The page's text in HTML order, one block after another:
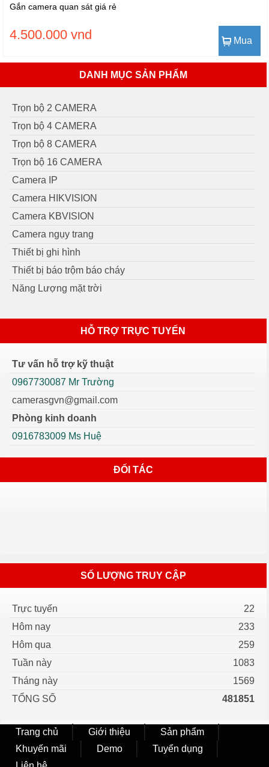
Gắn camera quan sát giá rẻ
4.500.000 vnd Mua
DANH MỤC SẢN PHẨM
Trọn bộ 2 CAMERA
Trọn bộ 4 CAMERA
Trọn bộ 8 CAMERA
Trọn bộ 16 CAMERA
Camera IP
Camera HIKVISION
Camera KBVISION
Camera ngụy trang
Thiết bị ghi hình
Thiết bị báo trộm báo cháy
Năng Lượng mặt trời
HỖ TRỢ TRỰC TUYẾN
Tư vấn hỗ trợ kỹ thuật
0967730087 Mr Trường
camerasgvn@gmail.com
Phòng kinh doanh
0916783009 Ms Huệ
ĐỐI TÁC
SỐ LƯỢNG TRUY CẬP
Trực tuyến
22
Hôm nay
233
Hôm qua
259
Tuần này
1083
Tháng này
1569
TỔNG SỐ
481851
Trang chủ Giới thiệu
Sản phẩm
Khuyến mãi
Demo
Tuyển dụng